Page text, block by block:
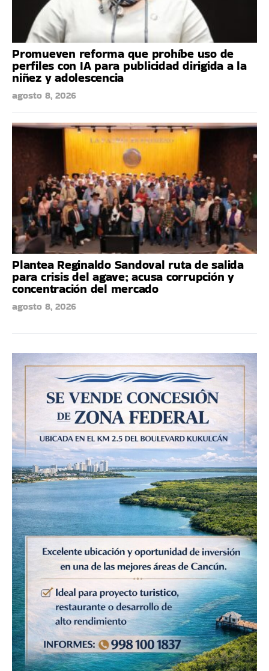
Promueven reforma que prohíbe uso de
perfiles con IA para publicidad dirigida a la
niñez y adolescencia
agosto 8, 2026
Plantea Reginaldo Sandoval ruta de salida
para crisis del agave; acusa corrupción y
concentración del mercado
agosto 8, 2026